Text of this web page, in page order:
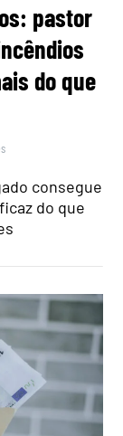
pastor
do que
consegue
do que